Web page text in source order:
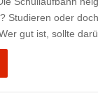
Studieren oder
gut ist, sollte